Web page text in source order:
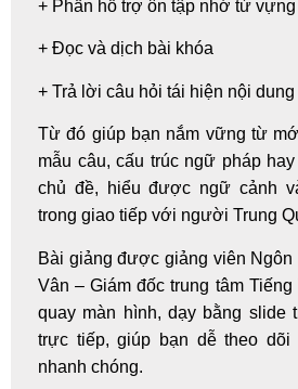
+ Phần hỗ trợ ôn tập nhớ từ vựng
+ Đọc và dịch bài khóa
+ Trả lời câu hỏi tái hiện nội
Từ đó giúp bạn nắm vững từ
mẫu câu, cấu trúc ngữ pháp
chủ đề, hiểu được ngữ cảnh
trong giao tiếp với người Trung
Bài giảng được giảng viên Ngôn
Vân – Giám đốc trung tâm Tiếng
quay màn hình, dạy bằng slide
trực tiếp, giúp bạn dễ theo
nhanh chóng.